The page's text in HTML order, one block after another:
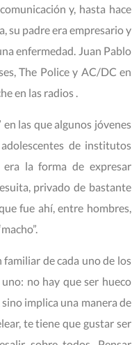
y, hasta hace
su padre era empresario y
enfermedad. Juan Pablo
The Police y AC/DC en
en las radios .
en las que algunos jóvenes
de institutos
la forma de expresar
privado de bastante
fue ahí, entre hombres,
de cada uno de los
no hay que ser hueco
implica una manera de
te tiene que gustar ser